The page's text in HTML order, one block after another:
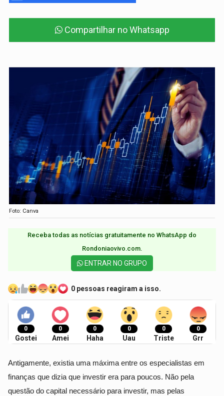
Compartilhar no Whatsapp
Foto: Canva
Receba todas as notícias gratuitamente no WhatsApp do
Rondoniaovivo.com.​
ENTRAR NO GRUPO
0 pessoas reagiram a isso.
0
Gostei
0
Amei
0
Haha
0
Uau
0
Triste
0
Grr
Antigamente, existia uma máxima entre os especialistas em
finanças que dizia que investir era para poucos. Não pela
questão do capital necessário para investir, mas pelas